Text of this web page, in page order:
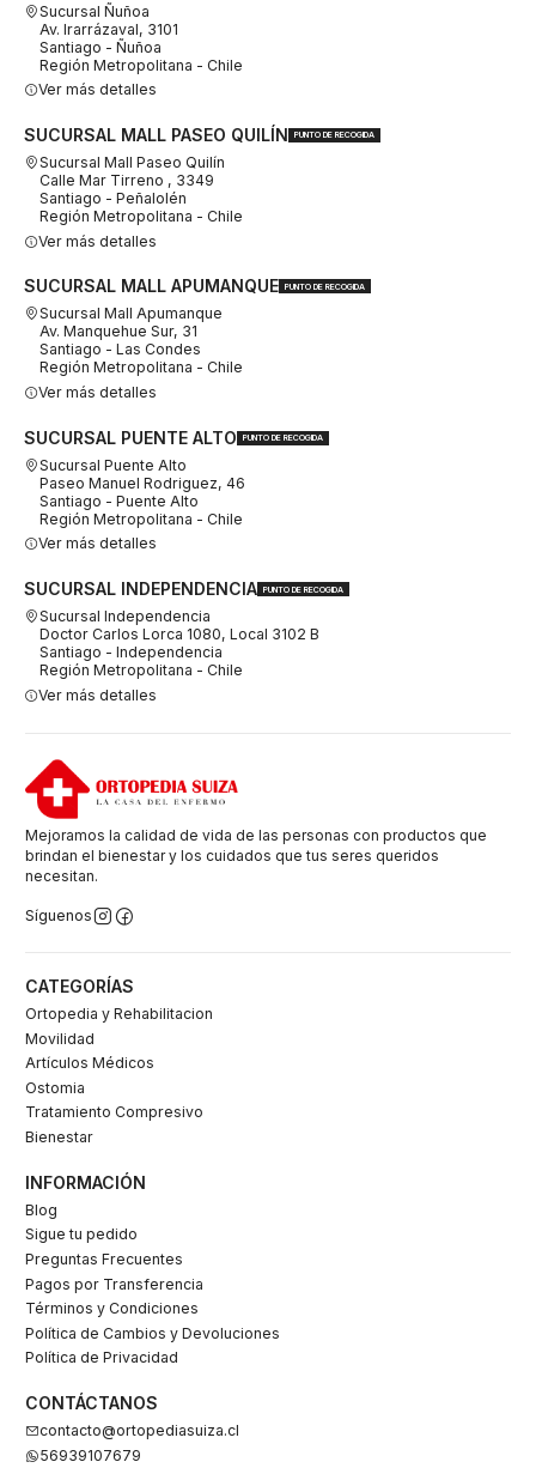
Sucursal Ñuñoa
Av. Irarrázaval, 3101
Santiago - Ñuñoa
Región Metropolitana - Chile
Ver más detalles
SUCURSAL MALL PASEO QUILÍN PUNTO DE RECOGIDA
Sucursal Mall Paseo Quilín
Calle Mar Tirreno , 3349
Santiago - Peñalolén
Región Metropolitana - Chile
Ver más detalles
SUCURSAL MALL APUMANQUE PUNTO DE RECOGIDA
Sucursal Mall Apumanque
Av. Manquehue Sur, 31
Santiago - Las Condes
Región Metropolitana - Chile
Ver más detalles
SUCURSAL PUENTE ALTO PUNTO DE RECOGIDA
Sucursal Puente Alto
Paseo Manuel Rodriguez, 46
Santiago - Puente Alto
Región Metropolitana - Chile
Ver más detalles
SUCURSAL INDEPENDENCIA PUNTO DE RECOGIDA
Sucursal Independencia
Doctor Carlos Lorca 1080, Local 3102 B
Santiago - Independencia
Región Metropolitana - Chile
Ver más detalles
Mejoramos la calidad de vida de las personas con productos que
brindan el bienestar y los cuidados que tus seres queridos
necesitan.
Síguenos
CATEGORÍAS
Ortopedia y Rehabilitacion
Movilidad
Artículos Médicos
Ostomia
Tratamiento Compresivo
Bienestar
INFORMACIÓN
Blog
Sigue tu pedido
Preguntas Frecuentes
Pagos por Transferencia
Términos y Condiciones
Política de Cambios y Devoluciones
Política de Privacidad
CONTÁCTANOS
contacto@ortopediasuiza.cl
56939107679